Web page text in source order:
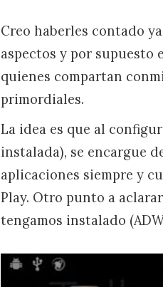
Creo haberles contado
aspectos y por supuesto
quienes compartan
primordiales.
La idea es que al
instalada), se encargue
aplicaciones siempre y
Play. Otro punto a
tengamos instalado